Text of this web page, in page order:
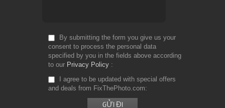
By submitting the form you give us your
consent to process the personal data
specified by you in the fields above according
to our Privacy Policy
I agree to be updated with special offers
and deals from FixThePhoto.com